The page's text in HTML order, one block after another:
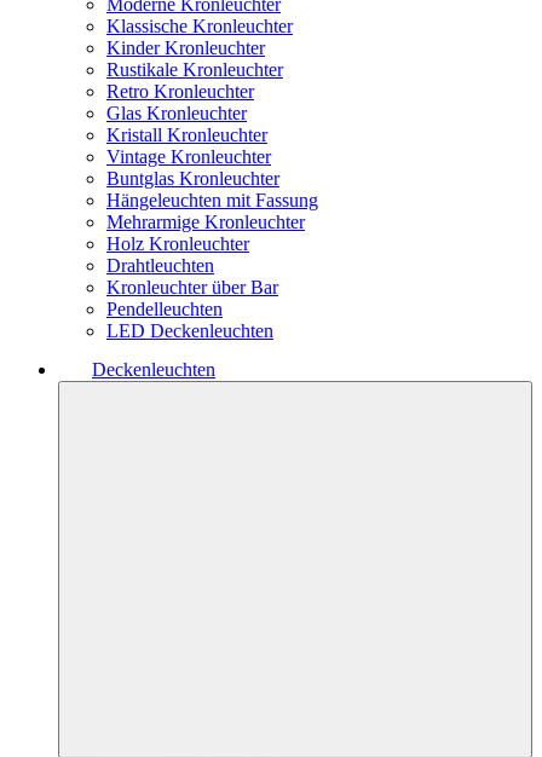
Moderne Kronleuchter
Klassische Kronleuchter
Kinder Kronleuchter
Rustikale Kronleuchter
Retro Kronleuchter
Glas Kronleuchter
Kristall Kronleuchter
Vintage Kronleuchter
Buntglas Kronleuchter
Hängeleuchten mit Fassung
Mehrarmige Kronleuchter
Holz Kronleuchter
Drahtleuchten
Kronleuchter über Bar
Pendelleuchten
LED Deckenleuchten
Deckenleuchten